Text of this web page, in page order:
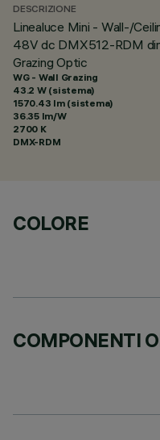
DESCRIZIONE
Linealuce Mini - Wall-/
48V dc DMX512-RDM
Grazing Optic
WG - Wall Grazing
43.2 W (sistema)
1570.43 lm (sistema)
36.35 lm/W
2700 K
DMX-RDM
COLORE
COMPONENTI